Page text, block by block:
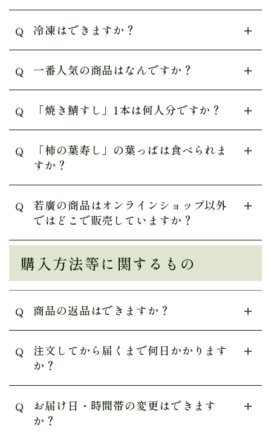
Q 冷凍はできますか？
Q 一番人気の商品はなんですか？
Q 「焼き鯖すし」1本は何人分ですか？
Q
「柿の葉寿し」の葉っぱは食べられま
すか？
Q
若廣の商品はオンラインショップ以外
ではどこで販売していますか？
購入方法等に関するもの
Q 商品の返品はできますか？
Q
注文してから届くまで何日かかります
か？
Q
お届け日・時間帯の変更はできます
か？